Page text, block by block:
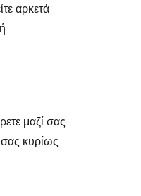
αρκετά
μαζί σας
κυρίως